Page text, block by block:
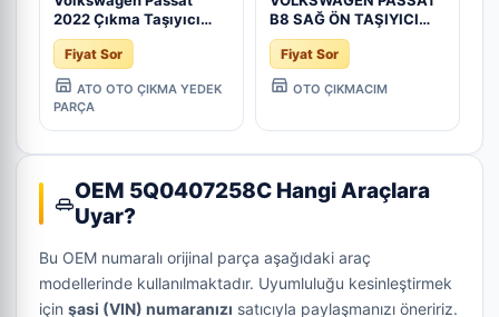
2022 Çıkma Taşıyıcı
5Q0407258C
Fiyat Sor
ATO OTO ÇIKMA YEDEK
PARÇA
B8 SAĞ ÖN TAŞIYICI
5Q0407258C
Fiyat Sor
OTO ÇIKMACIM
OEM 5Q0407258C Hangi Araçlara
Uyar?
Bu OEM numaralı orijinal parça aşağıdaki araç
modellerinde kullanılmaktadır. Uyumluluğu kesinleştirmek
için şasi (VIN) numaranızı satıcıyla paylaşmanızı öneririz.